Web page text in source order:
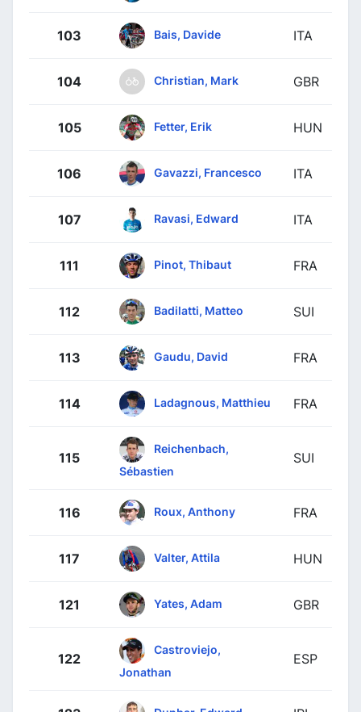
103 Bais, Davide ITA
104 Christian, Mark GBR
105 Fetter, Erik HUN
106 Gavazzi, Francesco ITA
107 Ravasi, Edward ITA
111 Pinot, Thibaut FRA
112 Badilatti, Matteo SUI
113 Gaudu, David FRA
114 Ladagnous, Matthieu FRA
115
Reichenbach,
Sébastien
SUI
116 Roux, Anthony FRA
117 Valter, Attila HUN
121 Yates, Adam GBR
122
Castroviejo,
Jonathan
ESP